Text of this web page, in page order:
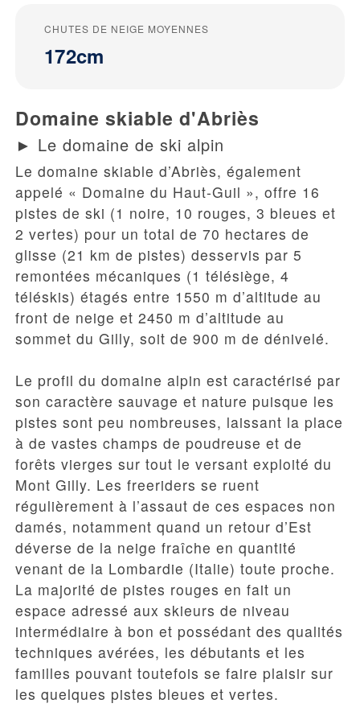
CHUTES DE NEIGE MOYENNES
172cm
Domaine skiable d'Abriès
► Le domaine de ski alpin
Le domaine skiable d’Abriès, également
appelé « Domaine du Haut-Guil », offre 16
pistes de ski (1 noire, 10 rouges, 3 bleues et
2 vertes) pour un total de 70 hectares de
glisse (21 km de pistes) desservis par 5
remontées mécaniques (1 télésiège, 4
téléskis) étagés entre 1550 m d’altitude au
front de neige et 2450 m d’altitude au
sommet du Gilly, soit de 900 m de dénivelé.
Le profil du domaine alpin est caractérisé par
son caractère sauvage et nature puisque les
pistes sont peu nombreuses, laissant la place
à de vastes champs de poudreuse et de
forêts vierges sur tout le versant exploité du
Mont Gilly. Les freeriders se ruent
régulièrement à l’assaut de ces espaces non
damés, notamment quand un retour d’Est
déverse de la neige fraîche en quantité
venant de la Lombardie (Italie) toute proche.
La majorité de pistes rouges en fait un
espace adressé aux skieurs de niveau
intermédiaire à bon et possédant des qualités
techniques avérées, les débutants et les
familles pouvant toutefois se faire plaisir sur
les quelques pistes bleues et vertes.